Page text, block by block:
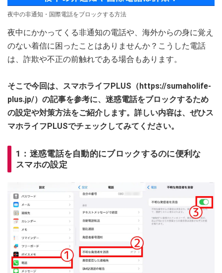
夜中の非通知・国際電話をブロックする方法
夜中にかかってくる非通知の電話や、海外からの身に覚え
のない着信に困ったことはありませんか？こうした電話
は、詐欺や不正の前触れである場合もあります。
そこで今回は、スマホライフPLUS（https://sumaholife-
plus.jp/）の記事を参考に、迷惑電話をブロックするため
の設定や対策方法をご紹介します。詳しい内容は、ぜひス
マホライフPLUSでチェックしてみてください。
1：迷惑電話を自動的にブロックするのに便利な
スマホの設定